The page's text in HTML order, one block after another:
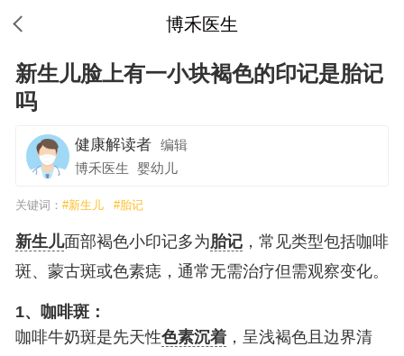
博禾医生
新生儿脸上有一小块褐色的印记是胎记
吗
健康解读者 编辑
博禾医生 婴幼儿
关键词： #新生儿 #胎记
新生儿面部褐色小印记多为胎记，常见类型包括咖啡
斑、蒙古斑或色素痣，通常无需治疗但需观察变化。
1、咖啡斑：
咖啡牛奶斑是先天性色素沉着，呈浅褐色且边界清